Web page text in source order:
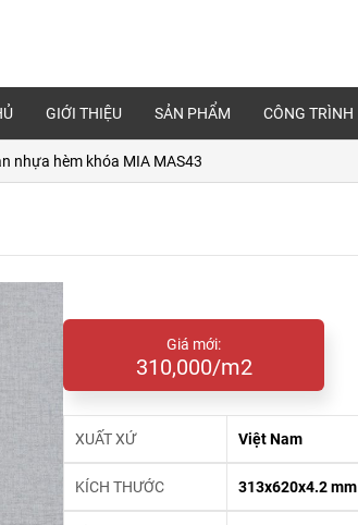
GIỚI THIỆU SẢN PHẨM CÔNG TRÌNH
nhựa hèm khóa MIA MAS43
Giá mới:
310,000/m2
XUẤT XỨ Việt Nam
KÍCH THƯỚC 313x620x4.2 mm